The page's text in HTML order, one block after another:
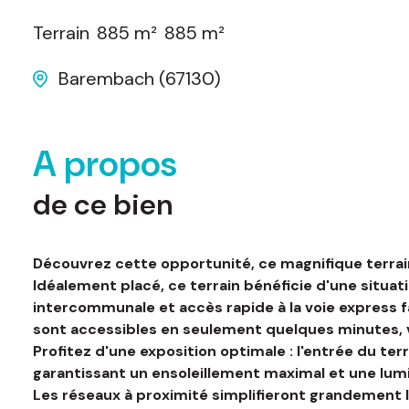
Terrain 885 m² 885 m²
Barembach (67130)
A propos
de ce bien
Découvrez cette opportunité, ce magnifique
Idéalement placé, ce terrain bénéficie d'une
intercommunale et accès rapide à la voie
sont accessibles en seulement quelques
Profitez d'une exposition optimale : l'entrée du
garantissant un ensoleillement maximal et une
Les réseaux à proximité simplifieront